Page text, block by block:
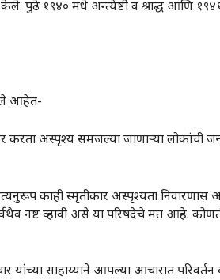
१९४० मधे अन्त्येष्टी व श्राद्ध आणि १९४१
आहेत-
करता अस्पृश्य समजल्या जाणाऱ्या लोकांची
काही स्मृतीकार अस्पृश्यता
नष्ट व्हावी असे या परिषदेचे मत आहे.
यांच्या साहाय्याने आपल्या आचारात